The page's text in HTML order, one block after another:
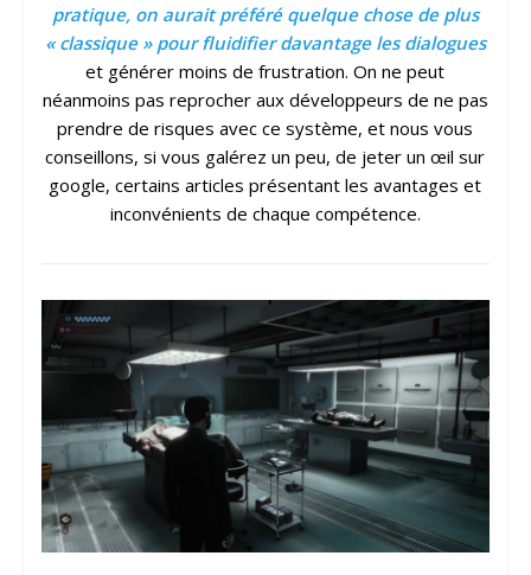
pratique, on aurait préféré quelque chose de plus
« classique » pour fluidifier davantage les dialogues
et générer moins de frustration. On ne peut
néanmoins pas reprocher aux développeurs de ne pas
prendre de risques avec ce système, et nous vous
conseillons, si vous galérez un peu, de jeter un œil sur
google, certains articles présentant les avantages et
inconvénients de chaque compétence.